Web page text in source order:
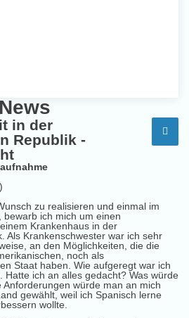
in der
Republik -
zu realisieren und einmal im
bewarb ich mich um einen
Krankenhaus in der
Als Krankenschwester war ich sehr
an den Möglichkeiten, die die
noch als
Staat haben. Wie aufgeregt war ich
Hatte ich an alles gedacht? Was würde
würde man an mich
gewählt, weil ich Spanisch lerne
wollte.